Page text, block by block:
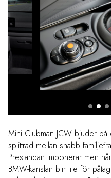
Mini Clubman JCW bjuder
splittrad mellan snabb
Prestandan imponerar men
BMW-känslan blir lite för